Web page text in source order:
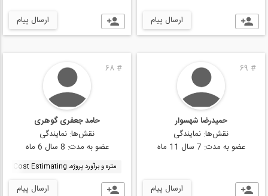
ارسال پیام ارسال پیام
#
69
حمیدرضا شهسوار
نقش‌ها: نمایندگی
عضو به مدت: 7 سال 11 ماه
ارسال پیام
#
68
حامد جعفری گوهری
نقش‌ها: نمایندگی
عضو به مدت: 8 سال 6 ماه
متره و برآورد پروژه، Project Cost Estimating
ارسال پیام